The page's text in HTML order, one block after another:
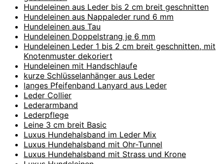
Hundeleinen aus Leder bis 2 cm breit geschnitten
Hundeleinen aus Nappaleder rund 6 mm
Hundeleinen aus Tau
Hundeleinen Doppelstrang je 6 mm
Hundeleinen Leder 1 bis 2 cm breit geschnitten, mit
Knotenmuster dekoriert
Hundeleinen mit Handschlaufe
kurze Schlüsselanhänger aus Leder
langes Pfeifenband Lanyard aus Leder
Leder Collier
Lederarmband
Lederpflege
Leine 3 cm breit Basic
Luxus Hundehalsband im Leder Mix
Luxus Hundehalsband mit Ohr-Tunnel
Luxus Hundehalsband mit Strass und Krone